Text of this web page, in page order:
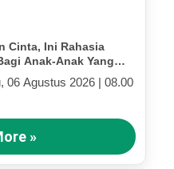
Cinta, Ini Rahasia
Anak-Anak Yang
06 Agustus 2026 | 08.00
»